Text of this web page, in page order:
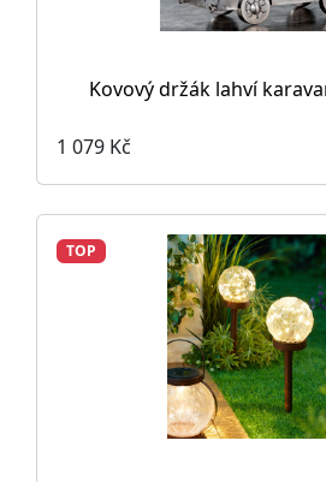
Kovový držák lahví
1 079 Kč
TOP